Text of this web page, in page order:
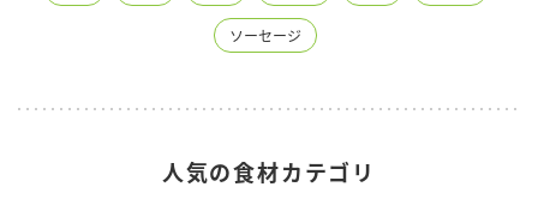
ソーセージ
人気の食材カテゴリ